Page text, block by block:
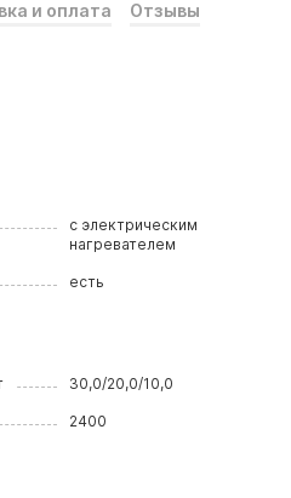
и оплата Отзывы
с электрическим
нагревателем
есть
30,0/20,0/10,0
2400